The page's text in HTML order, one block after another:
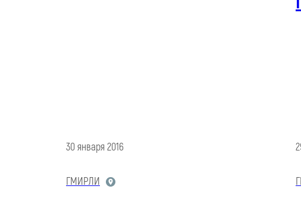
30 января 2016
ГМИРЛИ